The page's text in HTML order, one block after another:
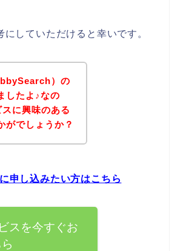
していただけると幸いです。
）の
したよ♪なの
に興味のある
がでしょうか？
申し込みたい方はこちら
スを今すぐお